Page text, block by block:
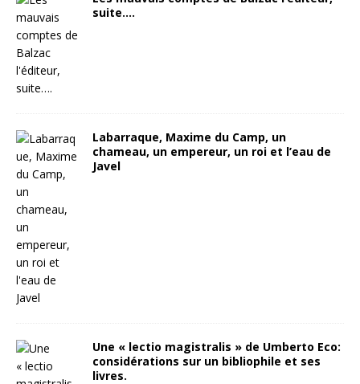
suite….
Labarraque, Maxime du Camp, un
chameau, un empereur, un roi et l’eau de
Javel
Une « lectio magistralis » de Umberto Eco:
considérations sur un bibliophile et ses
livres.